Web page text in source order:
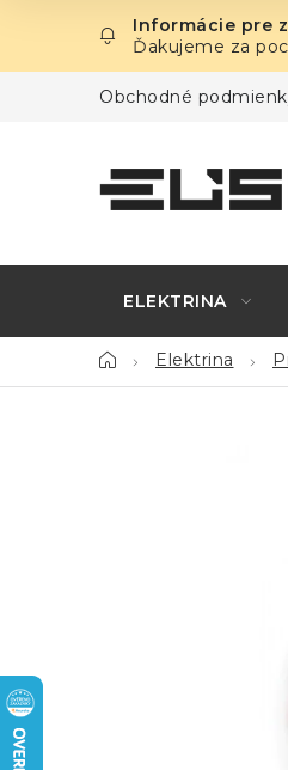
obsah
Ďakujeme za
Obchodné
ELEKTRINA
DomovElektrina